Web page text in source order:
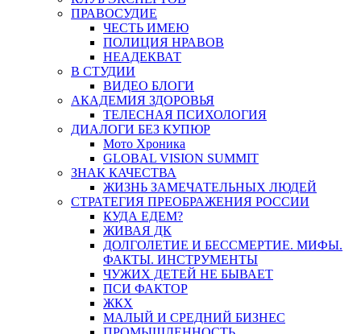
ПРАВОСУДИЕ
ЧЕСТЬ ИМЕЮ
ПОЛИЦИЯ НРАВОВ
НЕАДЕКВАТ
В СТУДИИ
ВИДЕО БЛОГИ
АКАДЕМИЯ ЗДОРОВЬЯ
ТЕЛЕСНАЯ ПСИХОЛОГИЯ
ДИАЛОГИ БЕЗ КУПЮР
Мото Хроника
GLOBAL VISION SUMMIT
ЗНАК КАЧЕСТВА
ЖИЗНЬ ЗАМЕЧАТЕЛЬНЫХ ЛЮДЕЙ
СТРАТЕГИЯ ПРЕОБРАЖЕНИЯ РОССИИ
КУДА ЕДЕМ?
ЖИВАЯ ДК
ДОЛГОЛЕТИЕ И БЕССМЕРТИЕ. МИФЫ.
ФАКТЫ. ИНСТРУМЕНТЫ
ЧУЖИХ ДЕТЕЙ НЕ БЫВАЕТ
ПСИ ФАКТОР
ЖКХ
МАЛЫЙ И СРЕДНИЙ БИЗНЕС